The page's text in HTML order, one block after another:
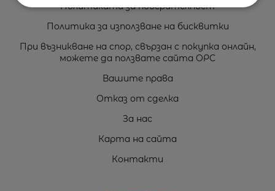
Политиката за поверителност
Политика за използване на бисквитки
При възникване на спор, свързан с покупка онлайн,
можете да ползвате сайта ОРС
Вашите права
Отказ от сделка
За нас
Карта на сайта
Контакти